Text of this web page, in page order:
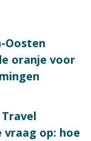
Oosten
oranje voor
op: hoe